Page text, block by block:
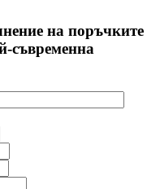
на поръчките
съвременна